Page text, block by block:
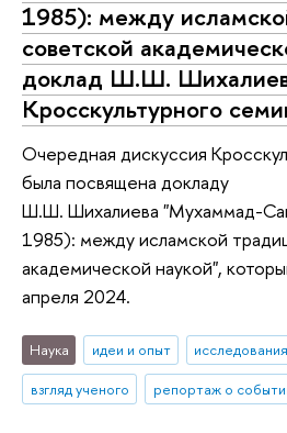
1985): между
советской
доклад Ш.Ш.
Кросскультурного
Очередная дискуссия
была посвящена докладу
Ш.Ш. Шихалиева "Мухаммад-
1985): между исламской
академической наукой",
апреля 2024.
Наука идеи и опыт
взгляд ученого
репортаж о